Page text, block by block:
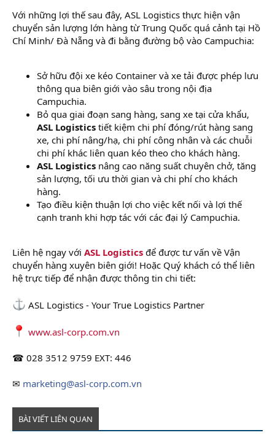
Với những lợi thế sau đây, ASL Logistics thực hiện vận
chuyển sản lượng lớn hàng từ Trung Quốc quá cảnh tại Hồ
Chí Minh/ Đà Nẵng và đi bằng đường bộ vào Campuchia:
Sở hữu đội xe kéo Container và xe tải được phép lưu
thông qua biên giới vào sâu trong nội địa
Campuchia.
Bỏ qua giai đoạn sang hàng, sang xe tại cửa khẩu,
ASL Logistics tiết kiệm chi phí đóng/rút hàng sang
xe, chi phí nâng/hạ, chi phí công nhân và các chuỗi
chi phí khác liên quan kéo theo cho khách hàng.
ASL Logistics nâng cao năng suất chuyên chở, tăng
sản lượng, tối ưu thời gian và chi phí cho khách
hàng.
Tạo điều kiện thuận lợi cho việc kết nối và lợi thế
cạnh tranh khi hợp tác với các đại lý Campuchia.
Liên hệ ngay với ASL Logistics để được tư vấn về Vận
chuyển hàng xuyên biên giới! Hoặc Quý khách có thể liên
hệ trực tiếp để nhận được thông tin chi tiết:
ASL Logistics - Your True Logistics Partner
www.asl-corp.com.vn
☎ 028 3512 9759 EXT: 446
✉ marketing@asl-corp.com.vn
BÀI VIẾT LIÊN QUAN